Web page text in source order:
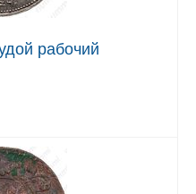
рабочий